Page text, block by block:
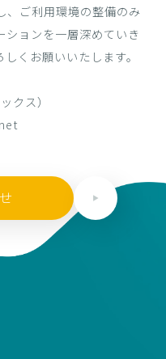
、ご利用環境の整備のみ
ョンを一層深めていき
くお願いいたします。
クス）